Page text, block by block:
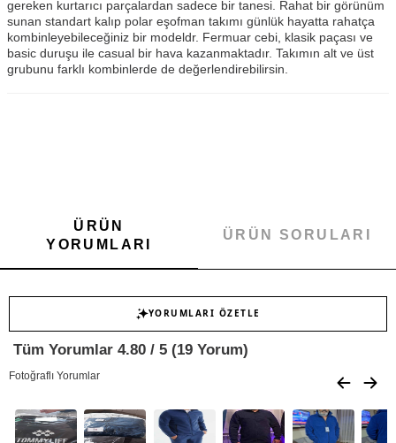
gereken kurtarıcı parçalardan sadece bir tanesi. Rahat bir görünüm
sunan standart kalıp polar eşofman takımı günlük hayatta rahatça
kombinleyebileceğiniz bir modeldr. Fermuar cebi, klasik paçası ve
basic duruşu ile casual bir hava kazanmaktadır. Takımın alt ve üst
grubunu farklı kombinlerde de değerlendirebilirsin.
ÜRÜN
YORUMLARI
ÜRÜN SORULARI
YORUMLARI ÖZETLE
Tüm Yorumlar 4.80 / 5 (19 Yorum)
Fotoğraflı Yorumlar